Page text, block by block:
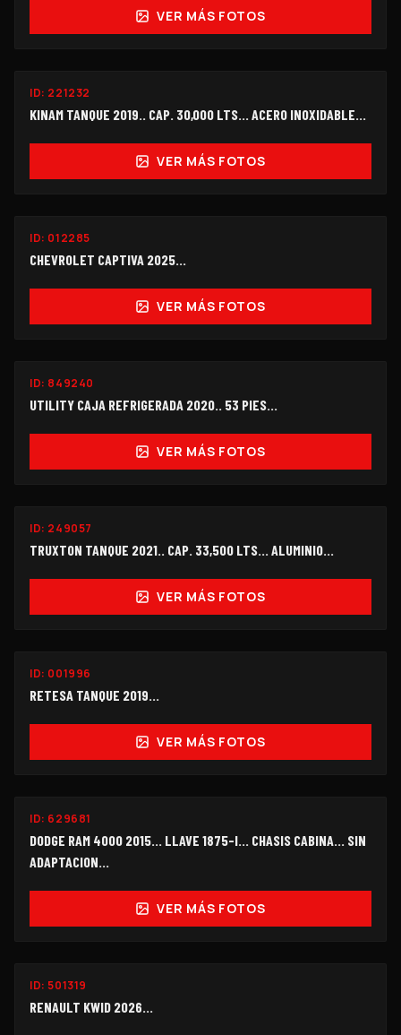
VER MÁS FOTOS
ID: 221232
KINAM TANQUE 2019.. CAP. 30,000 LTS... ACERO INOXIDABLE...
VER MÁS FOTOS
ID: 012285
CHEVROLET CAPTIVA 2025...
VER MÁS FOTOS
ID: 849240
UTILITY CAJA REFRIGERADA 2020.. 53 PIES...
VER MÁS FOTOS
ID: 249057
TRUXTON TANQUE 2021.. CAP. 33,500 LTS... ALUMINIO...
VER MÁS FOTOS
ID: 001996
RETESA TANQUE 2019...
VER MÁS FOTOS
ID: 629681
DODGE RAM 4000 2015... LLAVE 1875-I... CHASIS CABINA... SIN
ADAPTACION...
VER MÁS FOTOS
ID: 501319
RENAULT KWID 2026...